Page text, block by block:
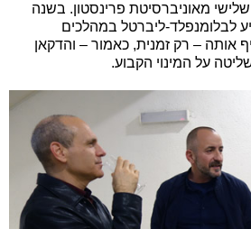
שלישי מאוניברסיטת פרינסטון. בשנה
לבלומנפלד-ליברטל במהלכים
אותה – רק זמנית, כאמור – והדקאן
על המינוי הקבוע.